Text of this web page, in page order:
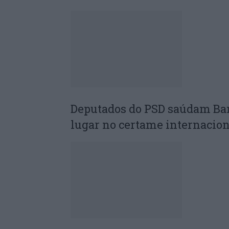
Deputados do PSD saúdam
lugar no certame